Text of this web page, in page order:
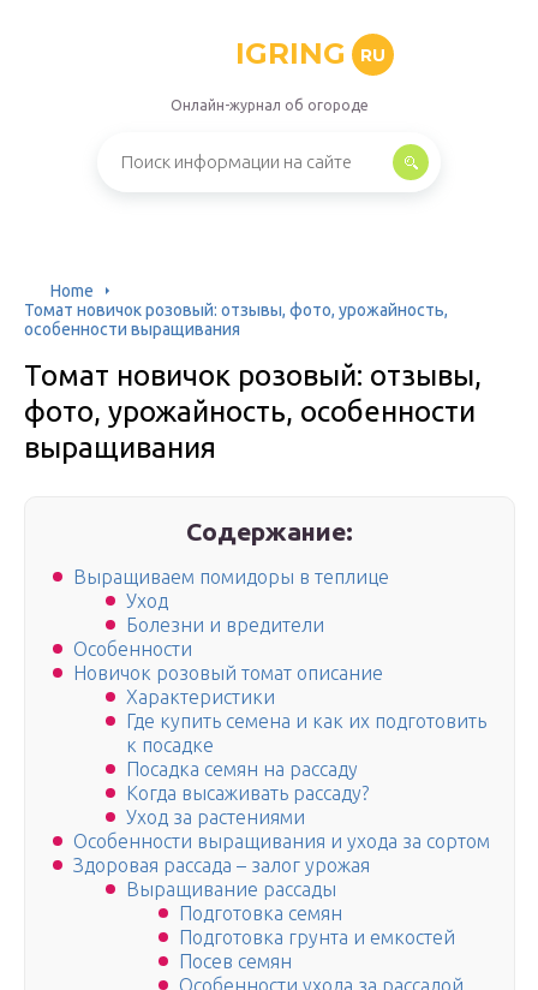
IGRING RU
Онлайн-журнал об огороде
Home
Томат новичок розовый: отзывы, фото, урожайность,
особенности выращивания
Томат новичок розовый: отзывы,
фото, урожайность, особенности
выращивания
Содержание:
Выращиваем помидоры в теплице
Уход
Болезни и вредители
Особенности
Новичок розовый томат описание
Характеристики
Где купить семена и как их подготовить
к посадке
Посадка семян на рассаду
Когда высаживать рассаду?
Уход за растениями
Особенности выращивания и ухода за сортом
Здоровая рассада – залог урожая
Выращивание рассады
Подготовка семян
Подготовка грунта и емкостей
Посев семян
Особенности ухода за рассадой